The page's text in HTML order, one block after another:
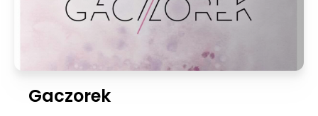
Gaczorek